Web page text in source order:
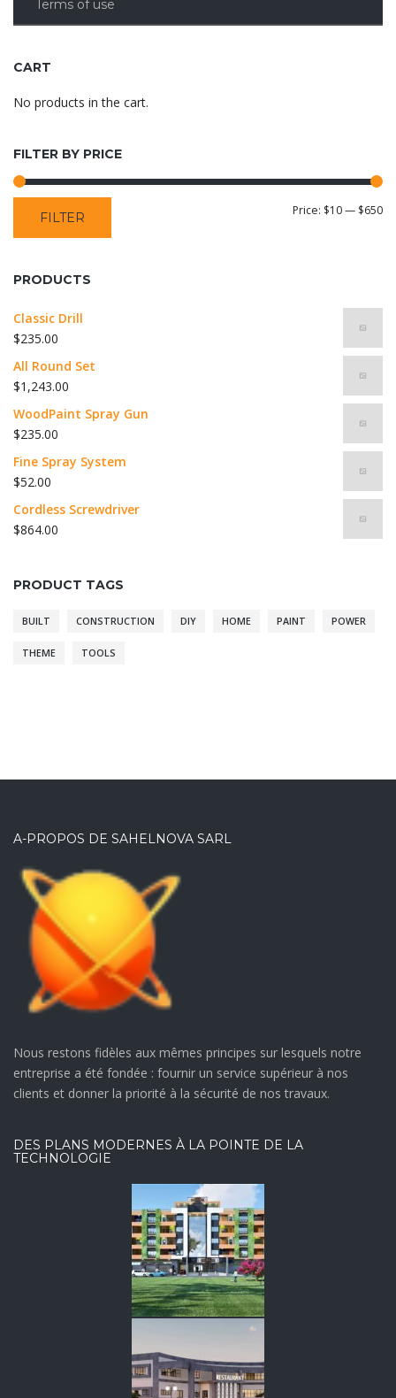
chosen
Terms of use
CART
No products in the cart.
FILTER BY PRICE
FILTER Price: $10— $650
PRODUCTS
Classic Drill
$235.00
All Round Set
$1,243.00
WoodPaint Spray Gun
$235.00
Fine Spray System
$52.00
Cordless Screwdriver
$864.00
PRODUCT TAGS
BUILT CONSTRUCTION DIY HOME PAINT POWER
THEME TOOLS
A-PROPOS DE SAHELNOVA SARL
Nous restons fidèles aux mêmes principes sur lesquels notre
entreprise a été fondée : fournir un service supérieur à nos
clients et donner la priorité à la sécurité de nos travaux.
DES PLANS MODERNES À LA POINTE DE LA
TECHNOLOGIE